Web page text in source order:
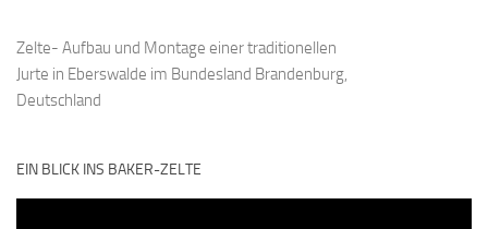
Zelte- Aufbau und Montage einer traditionellen
Jurte in Eberswalde im Bundesland Brandenburg,
Deutschland
EIN BLICK INS BAKER-ZELTE